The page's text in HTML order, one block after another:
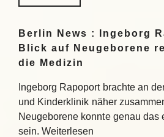
Berlin News : Ingeborg
Blick auf Neugeborene
die Medizin
Ingeborg Rapoport brachte an
und Kinderklinik näher
Neugeborene konnte genau das
sein. Weiterlesen